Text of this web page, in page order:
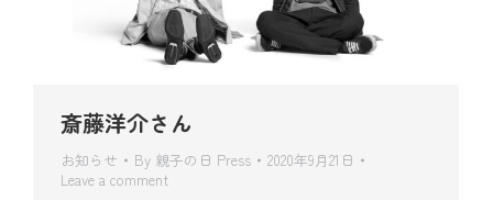
斎藤洋介さん
お知らせ By 親子の日 Press
2020年9月21日
Leave a comment